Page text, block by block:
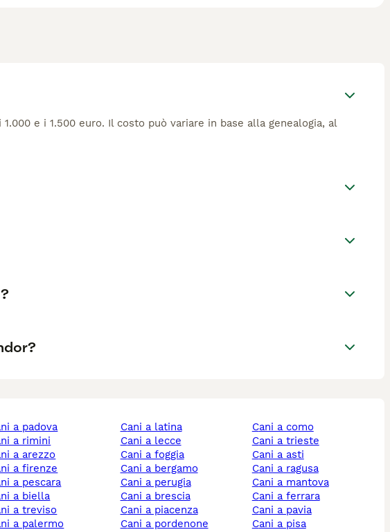
e i 1.500 euro. Il costo può variare in base alla genealogia, al
a padova
a rimini
a arezzo
a firenze
a pescara
a biella
a treviso
a palermo
cani a latina
cani a lecce
cani a foggia
cani a bergamo
cani a perugia
cani a brescia
cani a piacenza
cani a pordenone
cani a como
cani a trieste
cani a asti
cani a ragusa
cani a mantova
cani a ferrara
cani a pavia
cani a pisa